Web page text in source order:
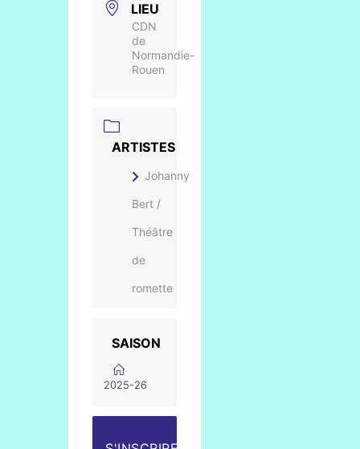
LIEU
CDN
de
Normandie-
Rouen
ARTISTES
Johanny
Bert /
Théâtre
de
romette
SAISON
2025-26